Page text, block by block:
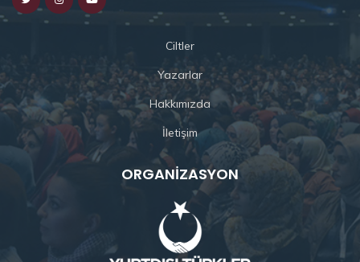
Ciltler
Yazarlar
Hakkımızda
İletişim
ORGANIZASYON